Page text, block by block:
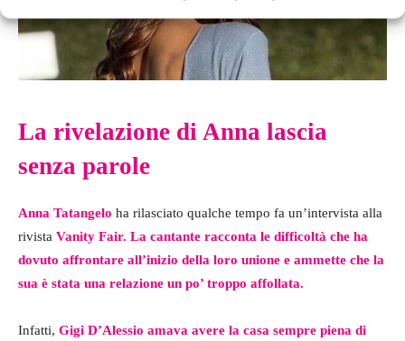
La rivelazione di Anna lascia
senza parole
Anna Tatangelo ha rilasciato qualche tempo fa un’intervista alla
rivista Vanity Fair. La cantante racconta le difficoltà che ha
dovuto affrontare all’inizio della loro unione e ammette che la
sua è stata una relazione un po’ troppo affollata.
Infatti, Gigi D’Alessio amava avere la casa sempre piena di